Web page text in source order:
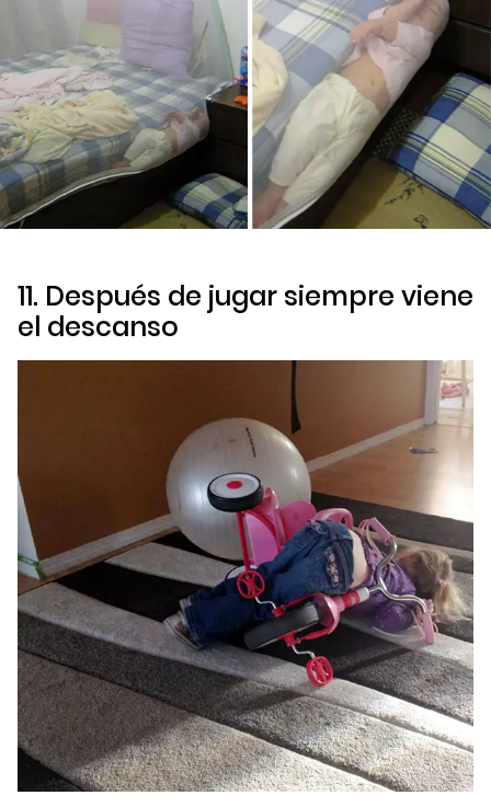
11. Después de jugar siempre viene
el descanso